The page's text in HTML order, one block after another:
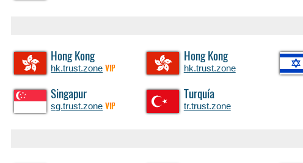
Hong Kong
hk.trust.zone VIP
Hong Kong
hk.trust.zone
Singapur
sg.trust.zone VIP
Turquía
tr.trust.zone